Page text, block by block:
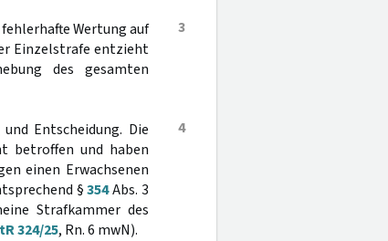
3
Wertung auf
Einzelstrafe entzieht
des gesamten
4
Entscheidung. Die
betroffen und haben
einen Erwachsenen
§354Abs. 3
Strafkammer des
324/25, Rn. 6 mwN).